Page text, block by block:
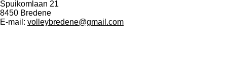
Spuikomlaan 21
8450 Bredene
E-mail: volleybredene@gmail.com